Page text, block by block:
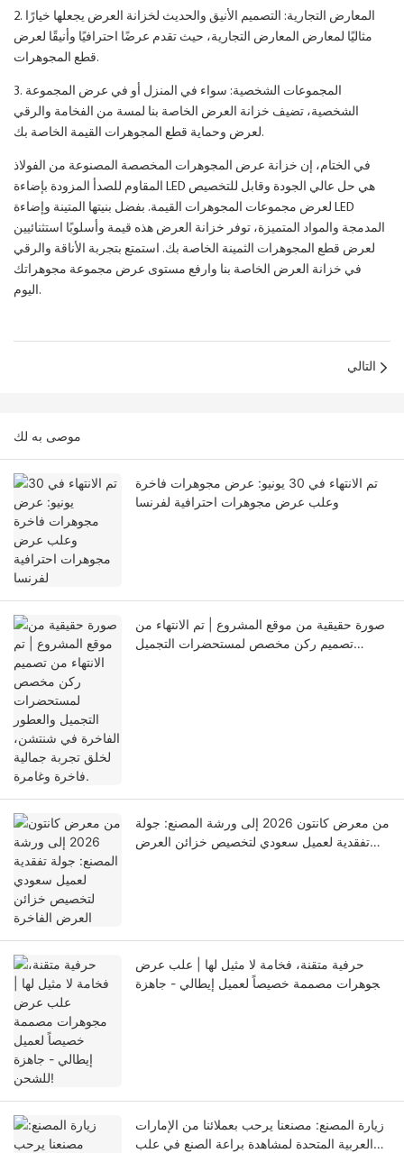
2. المعارض التجارية: التصميم الأنيق والحديث لخزانة العرض يجعلها خيارًا
مثاليًا لمعارض المعارض التجارية، حيث تقدم عرضًا احترافيًا وأنيقًا لعرض
قطع المجوهرات.
3. المجموعات الشخصية: سواء في المنزل أو في عرض المجموعة
الشخصية، تضيف خزانة العرض الخاصة بنا لمسة من الفخامة والرقي
لعرض وحماية قطع المجوهرات القيمة الخاصة بك.
في الختام، إن خزانة عرض المجوهرات المخصصة المصنوعة من الفولاذ
المقاوم للصدأ المزودة بإضاءة LED هي حل عالي الجودة وقابل للتخصيص
لعرض مجموعات المجوهرات القيمة. بفضل بنيتها المتينة وإضاءة LED
المدمجة والمواد المتميزة، توفر خزانة العرض هذه قيمة وأسلوبًا استثنائيين
لعرض قطع المجوهرات الثمينة الخاصة بك. استمتع بتجربة الأناقة والرقي
في خزانة العرض الخاصة بنا وارفع مستوى عرض مجموعة مجوهراتك
اليوم.
التالي
موصى به لك
تم الانتهاء في 30 يونيو: عرض مجوهرات فاخرة
وعلب عرض مجوهرات احترافية لفرنسا
صورة حقيقية من موقع المشروع | تم الانتهاء من
تصميم ركن مخصص لمستحضرات التجميل
من معرض كانتون 2026 إلى ورشة المصنع: جولة
تفقدية لعميل سعودي لتخصيص خزائن العرض
حرفية متقنة، فخامة لا مثيل لها | علب عرض
مجوهرات مصممة خصيصاً لعميل إيطالي - جاهزة
زيارة المصنع: مصنعنا يرحب بعملائنا من الإمارات
العربية المتحدة لمشاهدة براعة الصنع في علب